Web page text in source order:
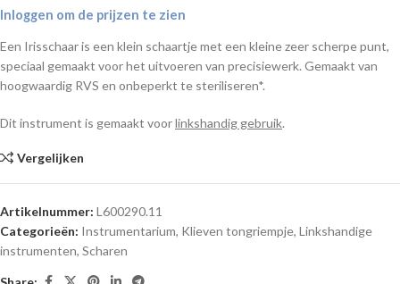
Inloggen om de prijzen te zien
Een Irisschaar is een klein schaartje met een kleine zeer scherpe punt,
speciaal gemaakt voor het uitvoeren van precisiewerk. Gemaakt van
hoogwaardig RVS en onbeperkt te steriliseren*.
Dit instrument is gemaakt voorlinkshandig gebruik.
Vergelijken
Artikelnummer: L600290.11
Categorieën: Instrumentarium, Klieven tongriempje, Linkshandige
instrumenten, Scharen